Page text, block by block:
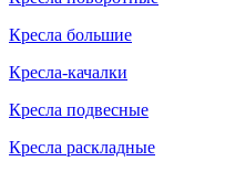
Кресла большие
Кресла-качалки
Кресла подвесные
Кресла раскладные